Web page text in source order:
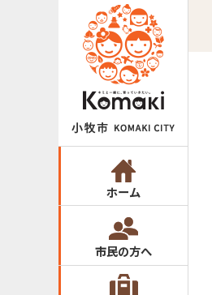
ホーム
市民の方へ